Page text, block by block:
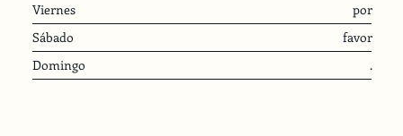
Viernes
por
Sábado
favor
Domingo
.